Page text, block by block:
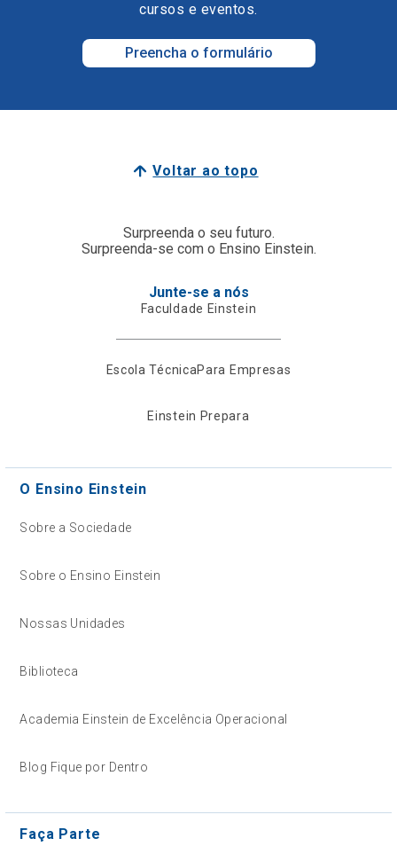
cursos e eventos.
Preencha o formulário
Voltar ao topo
Surpreenda o seu futuro.
Surpreenda-se com o Ensino Einstein.
Junte-se a nós
Faculdade Einstein
Escola TécnicaPara Empresas
Einstein Prepara
O Ensino Einstein
Sobre a Sociedade
Sobre o Ensino Einstein
Nossas Unidades
Biblioteca
Academia Einstein de Excelência Operacional
Blog Fique por Dentro
Faça Parte